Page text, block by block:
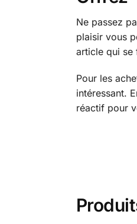
Ne passez
plaisir vous
article qui se
Pour les
intéressant.
réactif pour